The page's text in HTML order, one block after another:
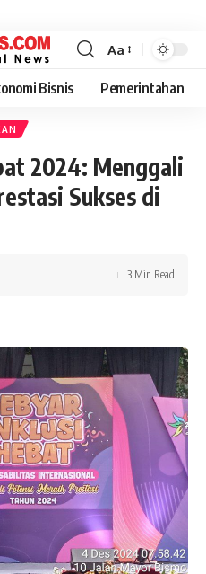
Aa
Bisnis Pemerintahan
2024: Menggali
Sukses di
3 Min Read